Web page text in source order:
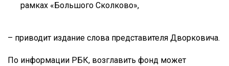
рамках «Большого Сколково»,
– приводит издание слова представителя Дворковича.
По информации РБК, возглавить фонд может